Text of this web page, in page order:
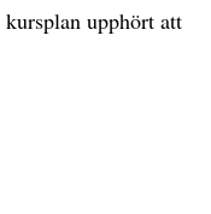
upphört att